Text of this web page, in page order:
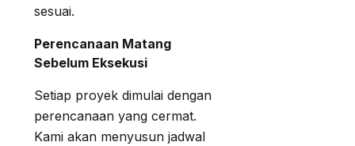
sesuai.
Perencanaan Matang
Sebelum Eksekusi
Setiap proyek dimulai dengan
perencanaan yang cermat.
Kami akan menyusun jadwal